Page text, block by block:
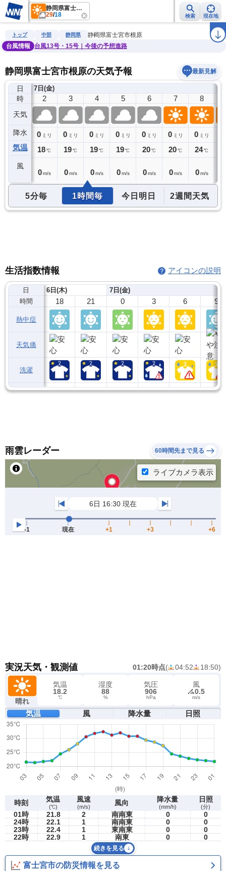
静岡県富士宮市根原
29/18 検索 現在地
雨雲レーダー 台風情報 地震情報 警報・注意報 ラ
トップ 中部 静岡県
静岡県富士宮市根原
台風情報
台風13号・15号｜今後の予想進路
静岡県富士宮市根原の天気予報 最新見解
日
時
天気
降水
気温
風
7日(金)
1
0ミリ
18℃
2
0 ミリ
18℃
0 m/s
3
0 ミリ
19℃
0 m/s
4
0 ミリ
19℃
0 m/s
5
0 ミリ
19℃
0 m/s
6
0 ミリ
20℃
0 m/s
7
0 ミリ
20℃
0 m/s
8
0 ミリ
24℃
0 m/s
5分毎 1時間毎 今日明日 2週間天気
生活指数情報 アイコンの説明
日
時間
熱中症
天気痛
洗濯
6日(木)
18 21
7日(金)
0 3 6 9
雨雲レーダー 60時間先まで見る
実況天気・観測値 01:20時点( 04:52 18:50)
晴れ
気温
18.2
℃
湿度
88
%
気圧
906
hPa
風
0.5
m/s
気温 風 降水量 日照
時刻 気温
(℃)
風速
(m/s) 風向 降水量
(mm/h)
日照
(分)
01時 21.8 2 南南東 0
0
24時
22.1 1 南南東 0
0
23時
22.4 1 東南東 0
0
22時
22.9 1 南東 0 0
続きを見る
富士宮市の防災情報を見る